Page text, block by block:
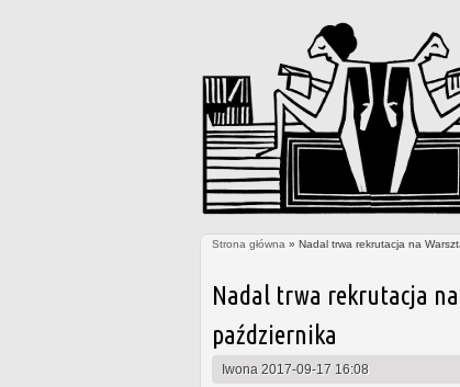
Strona główna » Nadal trwa rekrutacja na
Nadal trwa rekrutacja
października
Iwona 2017-09-17 16:08